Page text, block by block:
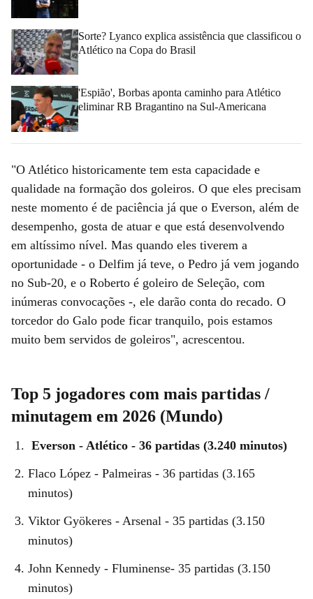
Sorte? Lyanco explica assistência que classificou o
Atlético na Copa do Brasil
'Espião', Borbas aponta caminho para Atlético
eliminar RB Bragantino na Sul-Americana
"O Atlético historicamente tem esta capacidade e
qualidade na formação dos goleiros. O que eles precisam
neste momento é de paciência já que o Everson, além de
desempenho, gosta de atuar e que está desenvolvendo
em altíssimo nível. Mas quando eles tiverem a
oportunidade - o Delfim já teve, o Pedro já vem jogando
no Sub-20, e o Roberto é goleiro de Seleção, com
inúmeras convocações -, ele darão conta do recado. O
torcedor do Galo pode ficar tranquilo, pois estamos
muito bem servidos de goleiros", acrescentou.
Top 5 jogadores com mais partidas /
minutagem em 2026 (Mundo)
Everson - Atlético - 36 partidas (3.240 minutos)
Flaco López - Palmeiras - 36 partidas (3.165
minutos)
Viktor Gyökeres - Arsenal - 35 partidas (3.150
minutos)
John Kennedy - Fluminense- 35 partidas (3.150
minutos)